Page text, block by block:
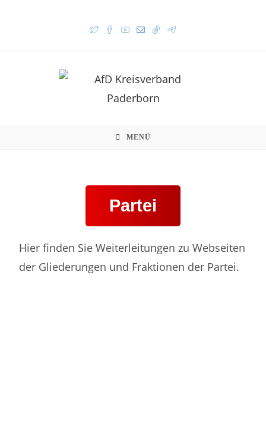
MENÜ
Partei
Hier finden Sie Weiterleitungen zu Webseiten
der Gliederungen und Fraktionen der Partei.